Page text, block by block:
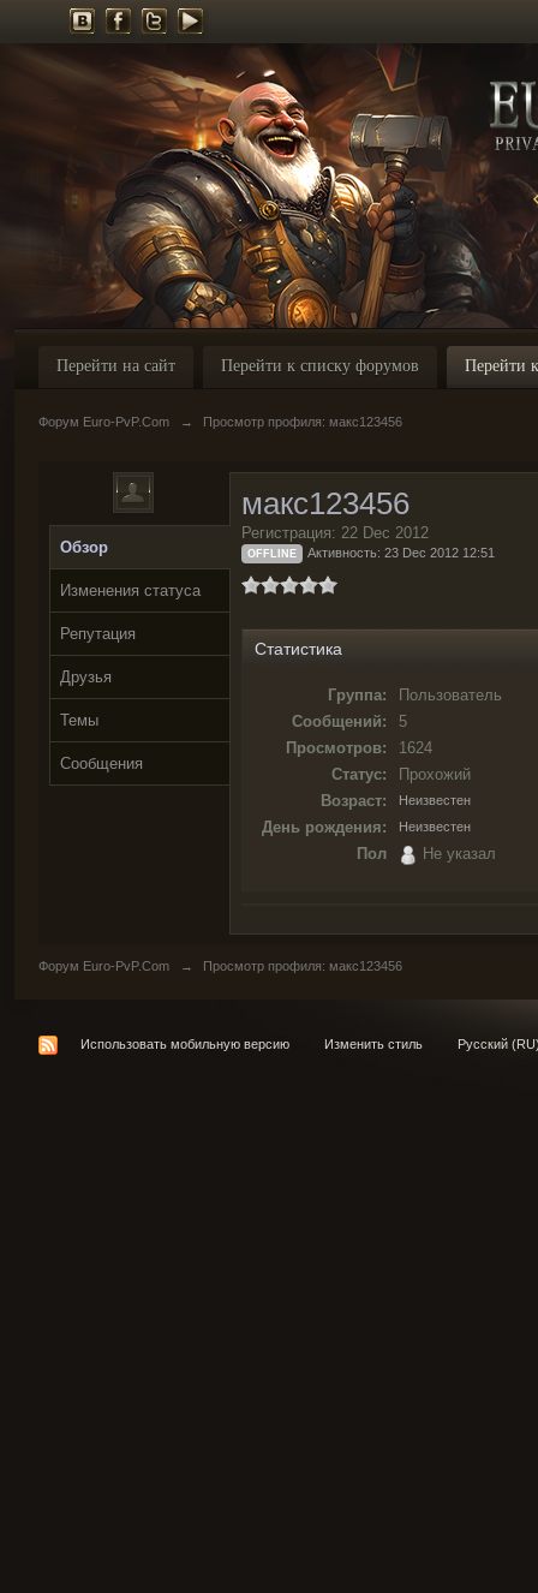
Перейти на сайт Перейти к списку форумов Перейти
Форум Euro-PvP.Com → Просмотр профиля: макс123456
Обзор
Изменения статуса
Репутация
Друзья
Темы
Сообщения
макс123456
Регистрация: 22 Dec 2012
OFFLINE Активность: 23 Dec 2012 12:51
Статистика
Группа:
Пользователь
Сообщений:
5
Просмотров:
1624
Статус:
Прохожий
Возраст:
Неизвестен
День рождения: Неизвестен
Пол Не указал
Форум Euro-PvP.Com → Просмотр профиля: макс123456
Использовать мобильную версию Изменить стиль Русский